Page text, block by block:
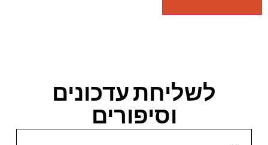
לשליחת עדכונים
וסיפורים